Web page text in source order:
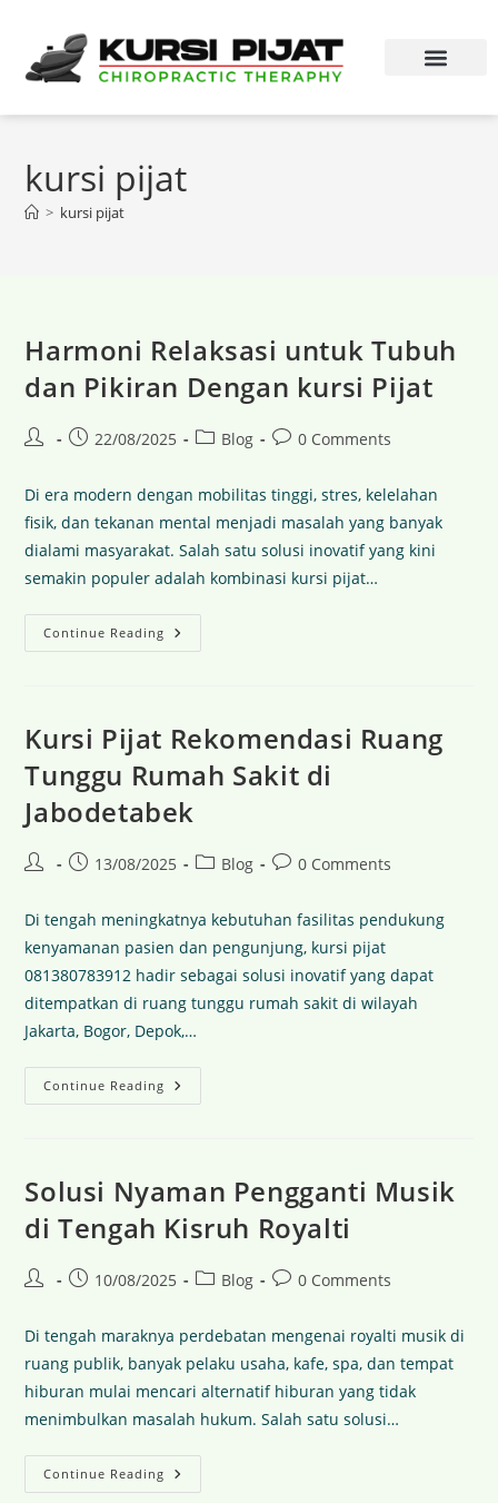
kursi pijat
> kursi pijat
Harmoni Relaksasi untuk Tubuh
dan Pikiran Dengan kursi Pijat
22/08/2025 Blog 0 Comments
Di era modern dengan mobilitas tinggi, stres, kelelahan
fisik, dan tekanan mental menjadi masalah yang banyak
dialami masyarakat. Salah satu solusi inovatif yang kini
semakin populer adalah kombinasi kursi pijat…
Continue Reading
Kursi Pijat Rekomendasi Ruang
Tunggu Rumah Sakit di
Jabodetabek
13/08/2025 Blog 0 Comments
Di tengah meningkatnya kebutuhan fasilitas pendukung
kenyamanan pasien dan pengunjung, kursi pijat
081380783912 hadir sebagai solusi inovatif yang dapat
ditempatkan di ruang tunggu rumah sakit di wilayah
Jakarta, Bogor, Depok,…
Continue Reading
Solusi Nyaman Pengganti Musik
di Tengah Kisruh Royalti
10/08/2025 Blog 0 Comments
Di tengah maraknya perdebatan mengenai royalti musik di
ruang publik, banyak pelaku usaha, kafe, spa, dan tempat
hiburan mulai mencari alternatif hiburan yang tidak
menimbulkan masalah hukum. Salah satu solusi…
Continue Reading